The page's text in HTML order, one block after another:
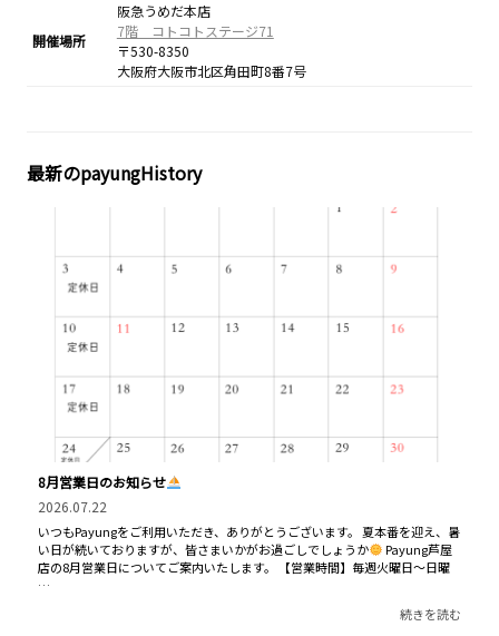
開催場所
阪急うめだ本店
7階 コトコトステージ71
〒530-8350
大阪府大阪市北区角田町8番7号
最新のpayungHistory
8月営業日のお知らせ
2026.07.22
いつもPayungをご利用いただき、ありがとうございます。 夏本番を迎え、暑
い日が続いておりますが、皆さまいかがお過ごしでしょうか
Payung芦屋
店の8月営業日についてご案内いたします。 【営業時間】毎週火曜日〜日曜
…
続きを読む